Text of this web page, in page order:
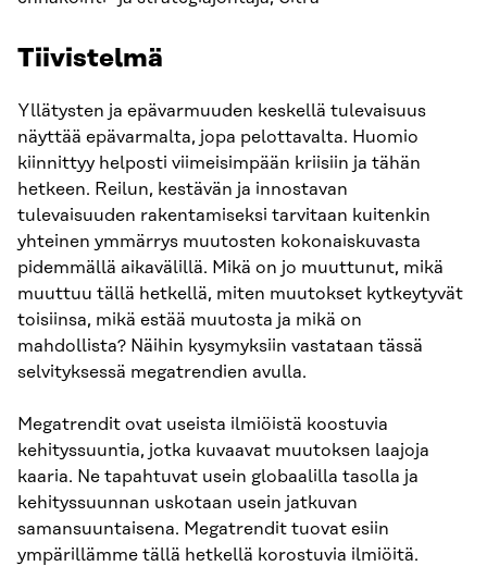
Tiivistelmä
Yllätysten ja epävarmuuden keskellä tulevaisuus
näyttää epävarmalta, jopa pelottavalta. Huomio
kiinnittyy helposti viimeisimpään kriisiin ja tähän
hetkeen. Reilun, kestävän ja innostavan
tulevaisuuden rakentamiseksi tarvitaan kuitenkin
yhteinen ymmärrys muutosten kokonaiskuvasta
pidemmällä aikavälillä. Mikä on jo muuttunut, mikä
muuttuu tällä hetkellä, miten muutokset kytkeytyvät
toisiinsa, mikä estää muutosta ja mikä on
mahdollista? Näihin kysymyksiin vastataan tässä
selvityksessä megatrendien avulla.
Megatrendit ovat useista ilmiöistä koostuvia
kehityssuuntia, jotka kuvaavat muutoksen laajoja
kaaria. Ne tapahtuvat usein globaalilla tasolla ja
kehityssuunnan uskotaan usein jatkuvan
samansuuntaisena. Megatrendit tuovat esiin
ympärillämme tällä hetkellä korostuvia ilmiöitä.